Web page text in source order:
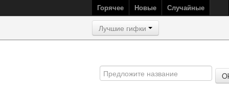
Горячее Новые Случайные
Лучшие гифки